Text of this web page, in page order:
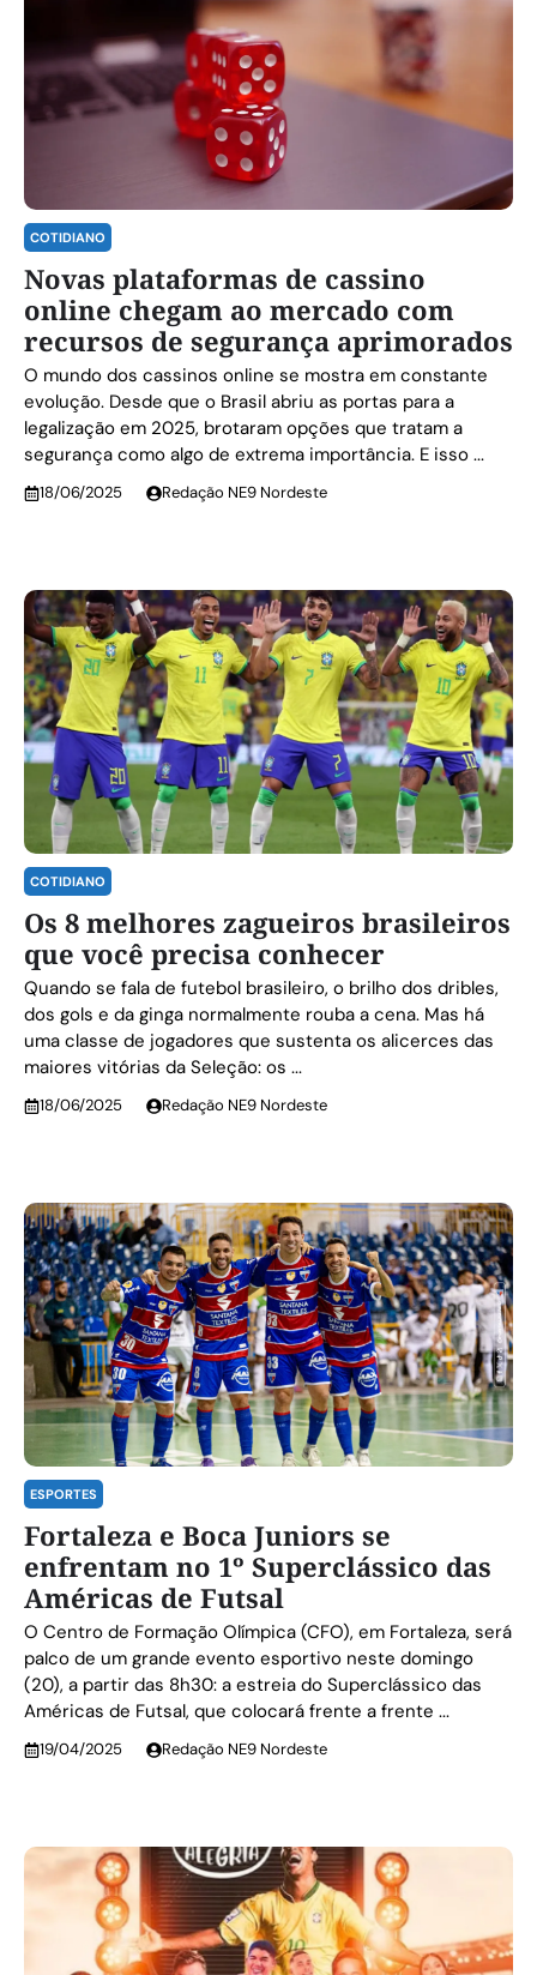
COTIDIANO
Novas plataformas de cassino
online chegam ao mercado com
recursos de segurança aprimorados
O mundo dos cassinos online se mostra em constante
evolução. Desde que o Brasil abriu as portas para a
legalização em 2025, brotaram opções que tratam a
segurança como algo de extrema importância. E isso ...
18/06/2025 Redação NE9 Nordeste
COTIDIANO
Os 8 melhores zagueiros brasileiros
que você precisa conhecer
Quando se fala de futebol brasileiro, o brilho dos dribles,
dos gols e da ginga normalmente rouba a cena. Mas há
uma classe de jogadores que sustenta os alicerces das
maiores vitórias da Seleção: os ...
18/06/2025 Redação NE9 Nordeste
ESPORTES
Fortaleza e Boca Juniors se
enfrentam no 1º Superclássico das
Américas de Futsal
O Centro de Formação Olímpica (CFO), em Fortaleza, será
palco de um grande evento esportivo neste domingo
(20), a partir das 8h30: a estreia do Superclássico das
Américas de Futsal, que colocará frente a frente ...
19/04/2025 Redação NE9 Nordeste